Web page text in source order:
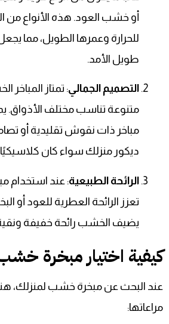
أو خشب العود. هذه الأنواع من
للحرارة وعمرها الطويل، مما
طويل الأمد.
التصميم الجمالي: تمتاز المباخر
متنوعة تناسب مختلف الأذواق.
مباخر ذات نقوش تقليدية أو
ديكور منزلك سواء كان كلاسيكيًا
الرائحة الطبيعية: عند استخدام
تعزز الرائحة العطرية للعود أو
يضيف الخشب رائحة خفيفة
كيفية اختيار مبخرة
عند البحث عن مبخرة خشب لمنزلك،
مراعاتها: